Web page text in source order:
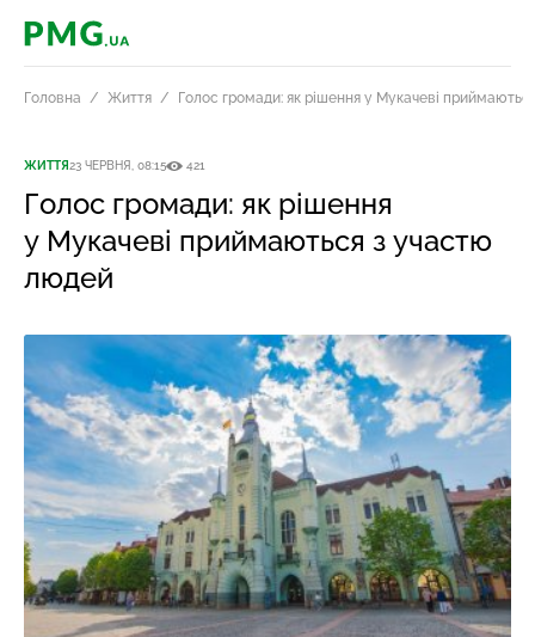
PMG.ua
Головна Життя Голос громади: як рішення у Мукачеві
ЖИТТЯ23 ЧЕРВНЯ, 08:15 421
Голос громади: як рішення
у Мукачеві приймаються з участю
людей